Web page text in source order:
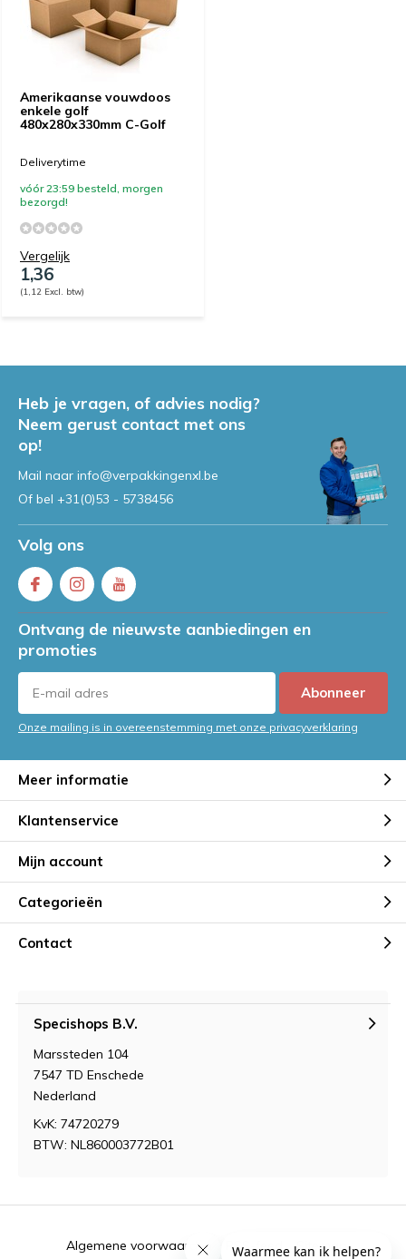
Amerikaanse vouwdoos
enkele golf
480x280x330mm C-Golf
Deliverytime
vóór 23:59 besteld, morgen
bezorgd!
Vergelijk
1,36
(1,12 Excl. btw)
Heb je vragen, of advies nodig?
Neem gerust contact met ons
op!
Mail naar info@verpakkingenxl.be
Of bel +31(0)53 - 5738456
Volg ons
Ontvang de nieuwste aanbiedingen en
promoties
Abonneer
Onze mailing is in overeenstemming met onze privacyverklaring
Meer informatie
Klantenservice
Mijn account
Categorieën
Contact
Specishops B.V.
Marssteden 104
7547 TD Enschede
Nederland
KvK: 74720279
BTW: NL860003772B01
Algemene voorwaarden RSS-feed Sitemap